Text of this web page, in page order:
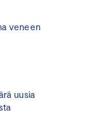
veneen
uusia